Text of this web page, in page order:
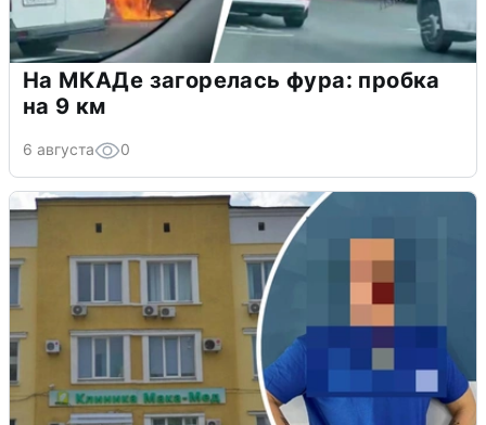
На МКАДе загорелась фура: пробка
на 9 км
6 августа 0